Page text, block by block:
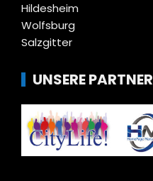
Hildesheim
Wolfsburg
Salzgitter
UNSERE PARTNER